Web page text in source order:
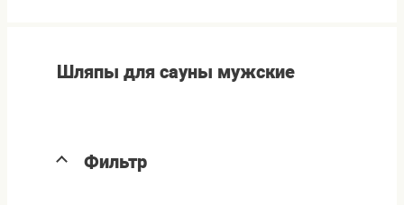
Шляпы для сауны мужские
Фильтр